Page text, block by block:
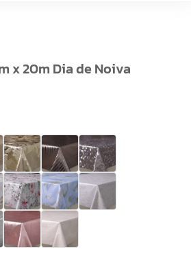
x 20m Dia de Noiva